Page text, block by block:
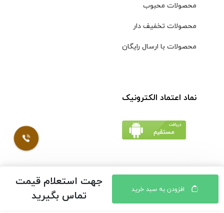
افزودن به سبد خرید
جهت استعلام قیمت
تماس بگیرید
محصولات محبوب
محصولات تخفیف دار
محصولات با ارسال رایگان
نماد اعتماد الکترونیک
© کلیه حقوق مادی و معنوی محتویات سایت فروشگاه اینترنتی
موسوی محفوظ است |
طراحی شده توسط ایلیاسیستم